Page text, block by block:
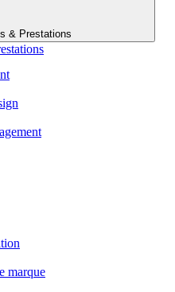
& Prestations
marque